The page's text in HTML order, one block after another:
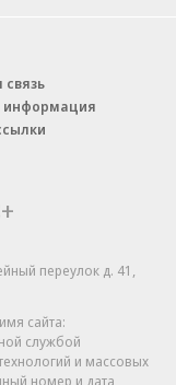
информация
переулок д. 41,
сайта:
службой
и массовых
номер и дата